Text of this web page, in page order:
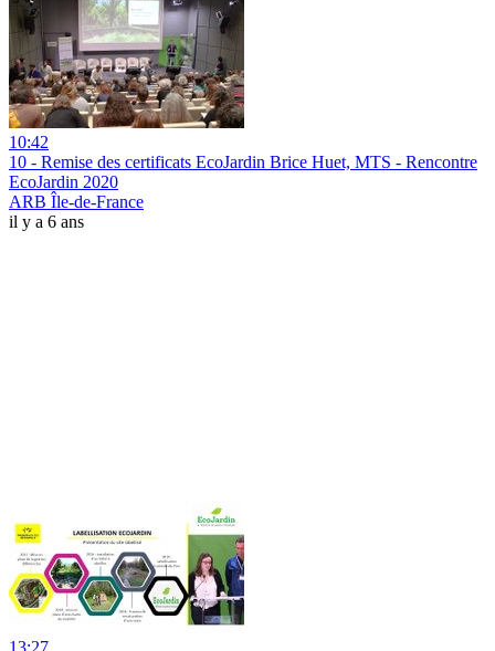
10:42
10 - Remise des certificats EcoJardin Brice Huet, MTS - Rencontre
EcoJardin 2020
ARB Île-de-France
il y a 6 ans